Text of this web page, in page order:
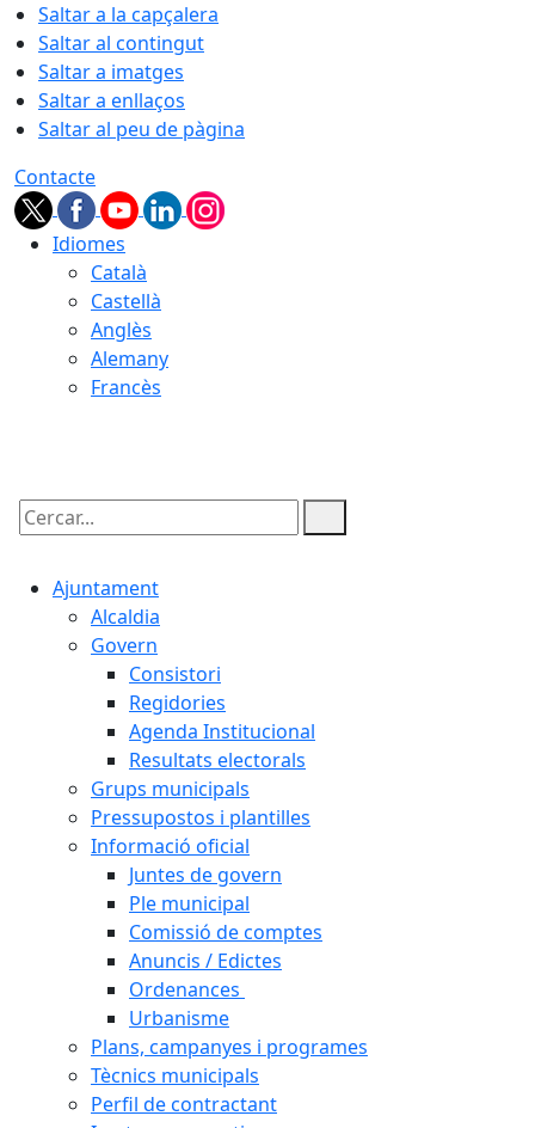
Saltar a la capçalera
Saltar al contingut
Saltar a imatges
Saltar a enllaços
Saltar al peu de pàgina
Contacte
Idiomes
Català
Castellà
Anglès
Alemany
Francès
Cercar:
Ajuntament
Alcaldia
Govern
Consistori
Regidories
Agenda Institucional
Resultats electorals
Grups municipals
Pressupostos i plantilles
Informació oficial
Juntes de govern
Ple municipal
Comissió de comptes
Anuncis / Edictes
Ordenances
Urbanisme
Plans, campanyes i programes
Tècnics municipals
Perfil de contractant